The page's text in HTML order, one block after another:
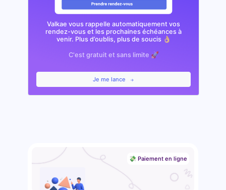
Valkae vous rappelle automatiquement vos
rendez-vous et les prochaines échéances à
venir. Plus d’oublis, plus de soucis 👌🏼
C'est gratuit et sans limite 🚀
Je me lance
💸 Paiement en ligne